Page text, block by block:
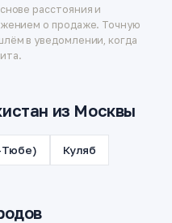
расстояния и
о продаже. Точную
в уведомлении, когда
из Москвы
Тюбе) Куляб